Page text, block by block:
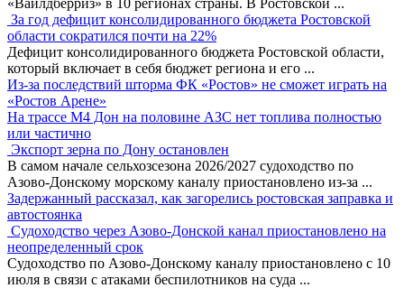
«Вайлдберриз» в 10 регионах страны. В Ростовской ...
За год дефицит консолидированного бюджета Ростовской
области сократился почти на 22%
Дефицит консолидированного бюджета Ростовской области,
который включает в себя бюджет региона и его ...
Из-за последствий шторма ФК «Ростов» не сможет играть на
«Ростов Арене»
На трассе М4 Дон на половине АЗС нет топлива полностью
или частично
Экспорт зерна по Дону остановлен
В самом начале сельхозсезона 2026/2027 судоходство по
Азово-Донскому морскому каналу приостановлено из-за ...
Задержанный рассказал, как загорелись ростовская заправка и
автостоянка
Судоходство через Азово-Донской канал приостановлено на
неопределенный срок
Судоходство по Азово-Донскому каналу приостановлено с 10
июля в связи с атаками беспилотников на суда ...